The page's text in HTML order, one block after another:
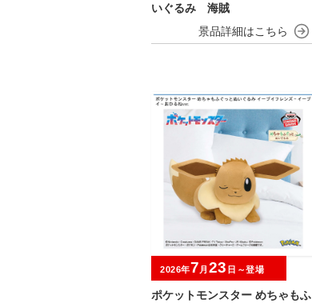
いぐるみ 海賊
ポケットモンスター めちゃもふ
2026年7 月 23 日～登場